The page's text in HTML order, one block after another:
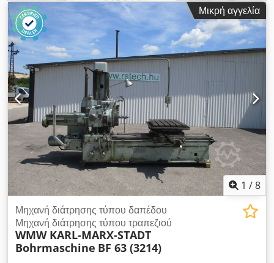
Μικρή αγγελία
1 /8
Μηχανή διάτρησης τύπου δαπέδου
Μηχανή διάτρησης τύπου τραπεζιού
WMW KARL-MARX-STADT
Bohrmaschine BF 63 (3214)